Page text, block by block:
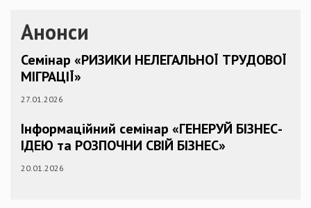
Анонси
Семінар «РИЗИКИ НЕЛЕГАЛЬНОЇ ТРУДОВОЇ
МІГРАЦІЇ»
27.01.2026
Інформаційний семінар «ГЕНЕРУЙ БІЗНЕС-
ІДЕЮ та РОЗПОЧНИ СВІЙ БІЗНЕС»
20.01.2026